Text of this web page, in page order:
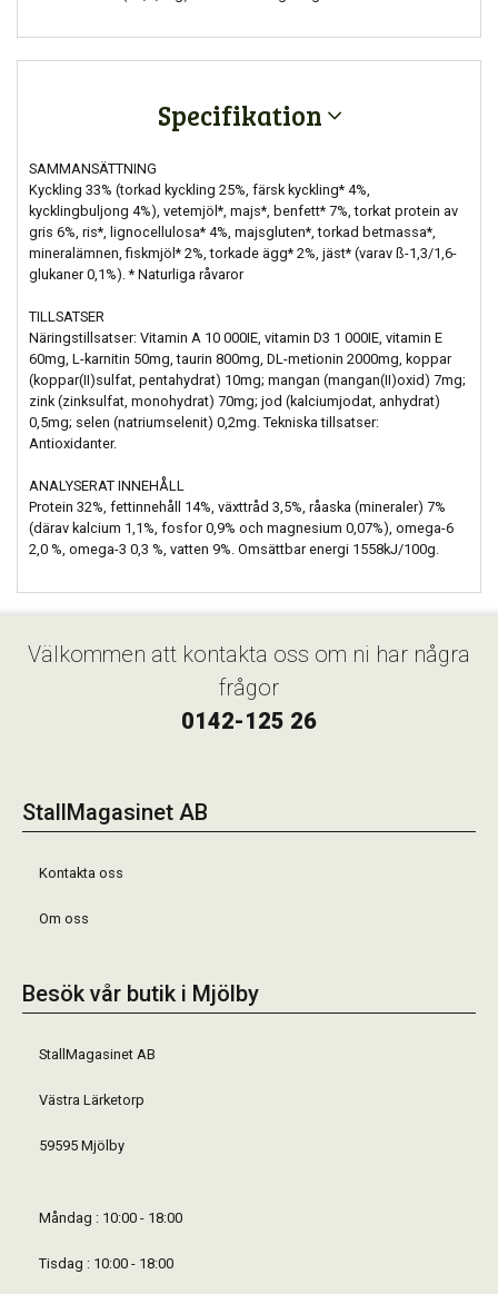
Specifikation
SAMMANSÄTTNING
Kyckling 33% (torkad kyckling 25%, färsk kyckling* 4%,
kycklingbuljong 4%), vetemjöl*, majs*, benfett* 7%, torkat protein av
gris 6%, ris*, lignocellulosa* 4%, majsgluten*, torkad betmassa*,
mineralämnen, fiskmjöl* 2%, torkade ägg* 2%, jäst* (varav ß-1,3/1,6-
glukaner 0,1%). * Naturliga råvaror
TILLSATSER
Näringstillsatser: Vitamin A 10 000IE, vitamin D3 1 000IE, vitamin E
60mg, L-karnitin 50mg, taurin 800mg, DL-metionin 2000mg, koppar
(koppar(II)sulfat, pentahydrat) 10mg; mangan (mangan(II)oxid) 7mg;
zink (zinksulfat, monohydrat) 70mg; jod (kalciumjodat, anhydrat)
0,5mg; selen (natriumselenit) 0,2mg. Tekniska tillsatser:
Antioxidanter.
ANALYSERAT INNEHÅLL
Protein 32%, fettinnehåll 14%, växttråd 3,5%, råaska (mineraler) 7%
(därav kalcium 1,1%, fosfor 0,9% och magnesium 0,07%), omega-6
2,0 %, omega-3 0,3 %, vatten 9%. Omsättbar energi 1558kJ/100g.
Välkommen att kontakta oss om ni har några
frågor
0142-125 26
StallMagasinet AB
Kontakta oss
Om oss
Besök vår butik i Mjölby
StallMagasinet AB
Västra Lärketorp
59595 Mjölby
Måndag : 10:00 - 18:00
Tisdag : 10:00 - 18:00